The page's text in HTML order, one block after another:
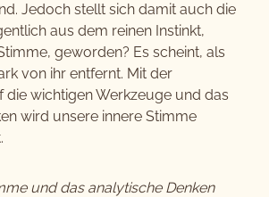
Jedoch stellt sich damit auch die
aus dem reinen Instinkt,
geworden? Es scheint, als
von ihr entfernt. Mit der
die wichtigen Werkzeuge und das
wird unsere innere Stimme
und das analytische Denken